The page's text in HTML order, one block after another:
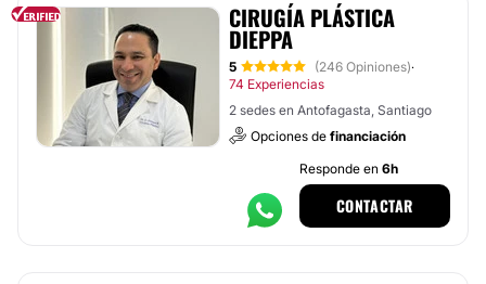
CIRUGÍA PLÁSTICA
DIEPPA
5 (246 Opiniones)·
74 Experiencias
2 sedes en Antofagasta, Santiago
Opciones de financiación
Responde en 6h
CONTACTAR